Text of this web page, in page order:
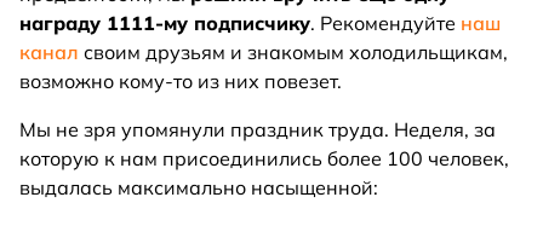
награду 1111-му подписчику. Рекомендуйте наш
канал своим друзьям и знакомым холодильщикам,
возможно кому-то из них повезет.
Мы не зря упомянули праздник труда. Неделя, за
которую к нам присоединились более 100 человек,
выдалась максимально насыщенной: